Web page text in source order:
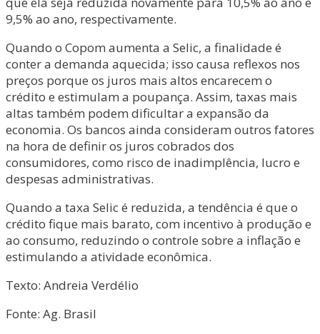
9,5% ao ano, respectivamente.
Quando o Copom aumenta a Selic, a finalidade é
conter a demanda aquecida; isso causa reflexos nos
preços porque os juros mais altos encarecem o
crédito e estimulam a poupança. Assim, taxas mais
altas também podem dificultar a expansão da
economia. Os bancos ainda consideram outros fatores
na hora de definir os juros cobrados dos
consumidores, como risco de inadimplência, lucro e
despesas administrativas.
Quando a taxa Selic é reduzida, a tendência é que o
crédito fique mais barato, com incentivo à produção e
ao consumo, reduzindo o controle sobre a inflação e
estimulando a atividade econômica.
Texto: Andreia Verdélio
Fonte: Ag. Brasil